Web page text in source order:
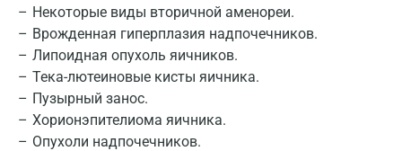
Некоторые виды вторичной аменореи.
Врожденная гиперплазия надпочечников.
Липоидная опухоль яичников.
Тека-лютеиновые кисты яичника.
Пузырный занос.
Хорионэпителиома яичника.
Опухоли надпочечников.
Астрахань
Балашиха
Барнаул
Брянск